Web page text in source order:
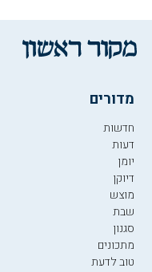
מדורים
חדשות
דעות
יומן
דיוקן
מוצש
שבת
סגנון
מתכונים
טוב לדעת